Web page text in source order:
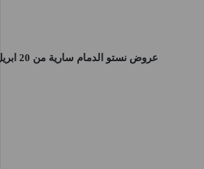
عروض نستو الدمام سارية من 20 ابريل حتى 22 ابريل 2025 عروض احد اثنين ثلاثاء او حتى نفاذ الكمية فى فروع